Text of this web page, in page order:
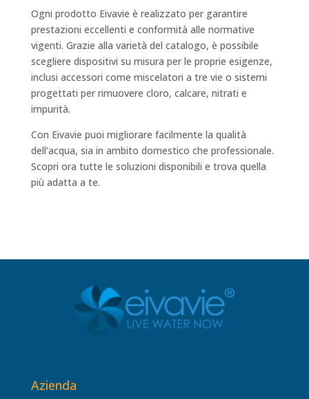
Ogni prodotto Eivavie è realizzato per garantire
prestazioni eccellenti e conformità alle normative
vigenti. Grazie alla varietà del catalogo, è possibile
scegliere dispositivi su misura per le proprie esigenze,
inclusi accessori come miscelatori a tre vie o sistemi
progettati per rimuovere cloro, calcare, nitrati e
impurità.
Con Eivavie puoi migliorare facilmente la qualità
dell’acqua, sia in ambito domestico che professionale.
Scopri ora tutte le soluzioni disponibili e trova quella
più adatta a te.
Azienda